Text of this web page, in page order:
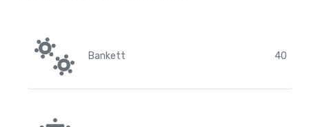
Bankett 40